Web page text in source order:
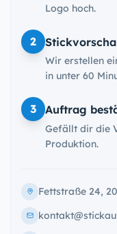
Logo hoch.
2
Wir erstellen
in unter 60
3 Auftrag
Gefällt dir die
Produktion.
Fettstraße 24,